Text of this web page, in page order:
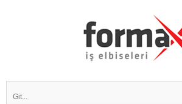
Git...